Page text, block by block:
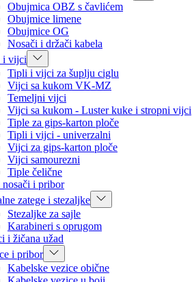
Obujmica OBZ s čavlićem
Obujmice limene
Obujmice OG
Nosači i držači kabela
i vijci
Tipli i vijci za šuplju ciglu
Vijci sa kukom VK-MZ
Temeljni vijci
Vijci sa kukom - Luster kuke i stropni vijci
Tiple za gips-karton ploče
Tipli i vijci - univerzalni
Vijci za gips-karton ploče
Vijci samourezni
Tiple čelične
i pribor
zatege i stezaljke
Stezaljke za sajle
Karabineri s oprugom
i žičana užad
i pribor
Kabelske vezice obične